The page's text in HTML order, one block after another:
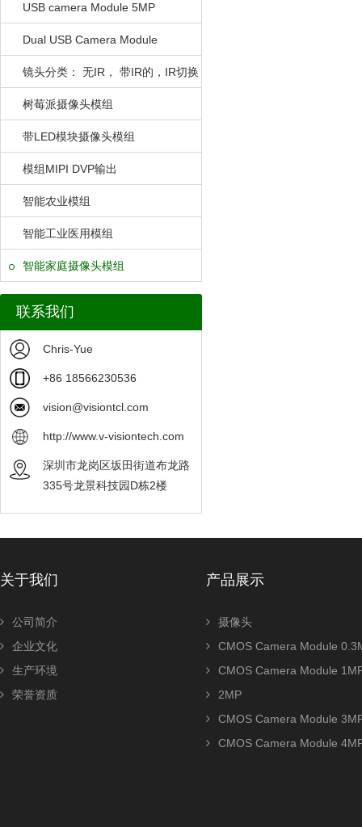
USB camera Module 5MP
Dual USB Camera Module
镜头分类： 无IR， 带IR的，IR切换
树莓派摄像头模组
带LED模块摄像头模组
模组MIPI DVP输出
智能农业模组
智能工业医用模组
智能家庭摄像头模组
联系我们
Chris-Yue
+86 18566230536
vision@visiontcl.com
http://www.v-visiontech.com
深圳市龙岗区坂田街道布龙路
335号龙景科技园D栋2楼
关于我们
公司简介
企业文化
生产环境
荣誉资质
产品展示
摄像头
CMOS Camera Module
CMOS Camera Module
2MP
CMOS Camera Module
CMOS Camera Module